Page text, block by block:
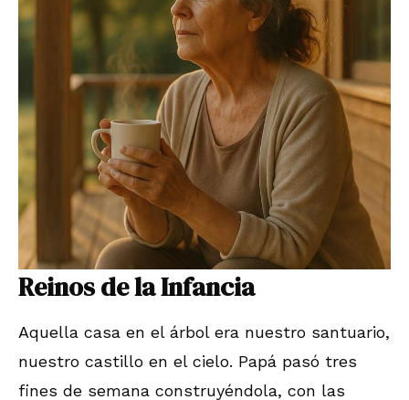
Reinos de la Infancia
Aquella casa en el árbol era nuestro santuario,
nuestro castillo en el cielo. Papá pasó tres
fines de semana construyéndola, con las